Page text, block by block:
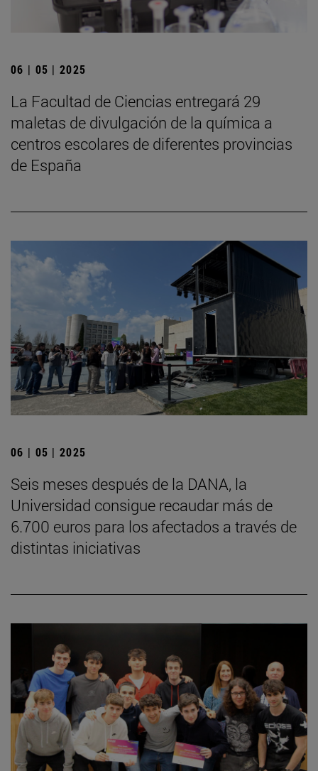
06 | 05 | 2025
La Facultad de Ciencias entregará 29
maletas de divulgación de la química a
centros escolares de diferentes provincias
de España
06 | 05 | 2025
Seis meses después de la DANA, la
Universidad consigue recaudar más de
6.700 euros para los afectados a través de
distintas iniciativas